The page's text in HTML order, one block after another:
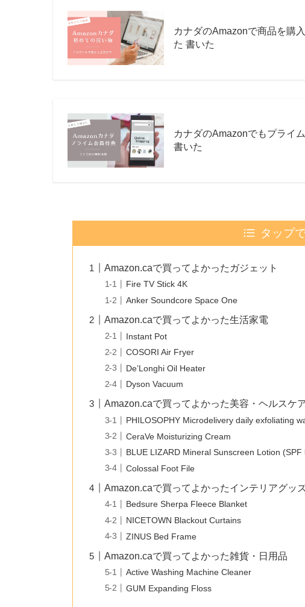
カナダのAmazonで商品を購
た 書いた
カナダのAmazonでもプライ
書いた
タップ
Amazon.caで買ってよかったガジェット
Fire TV Stick 4K
Anker Soundcore Space One
Amazon.caで買ってよかった生活家電
Instant Pot
COSORI Air Fryer
De’Longhi Oil Heater
Dyson Vacuum
Amazon.caで買ってよかった美容・ヘルスケ
PHILOSOPHY Microdelivery daily exfoliating
CeraVe Moisturizing Cream
BLUE LIZARD Mineral Sunscreen Lotion (SPF
Colossal Foot File
Amazon.caで買ってよかったインテリアグッ
Bedsure Sherpa Fleece Blanket
NICETOWN Blackout Curtains
ZINUS Bed Frame
Amazon.caで買ってよかった雑貨・日用品
Active Washing Machine Cleaner
GUM Expanding Floss